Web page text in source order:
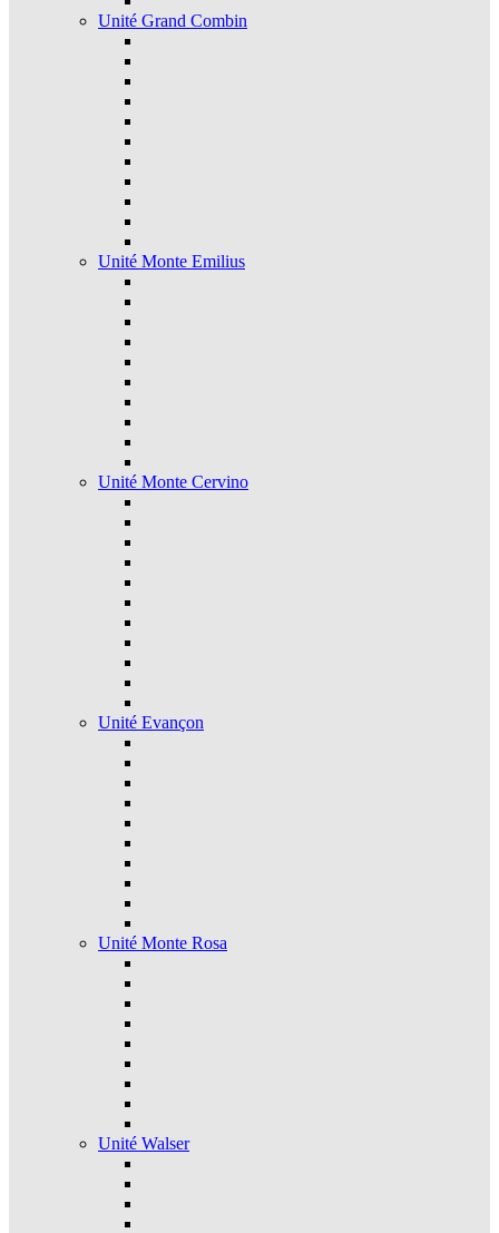
Unité Grand Combin
Unité Monte Emilius
Unité Monte Cervino
Unité Evançon
Unité Monte Rosa
Unité Walser